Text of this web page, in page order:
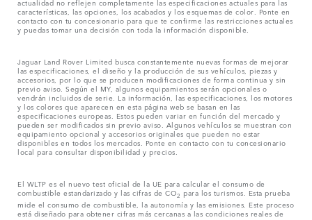
características, las opciones, los acabados y los esquemas de color. Ponte en
contacto con tu concesionario para que te confirme las restricciones actuales
y puedas tomar una decisión con toda la información disponible.
Jaguar Land Rover Limited busca constantemente nuevas formas de mejorar
las especificaciones, el diseño y la producción de sus vehículos, piezas y
accesorios, por lo que se producen modificaciones de forma continua y sin
previo aviso. Según el MY, algunos equipamientos serán opcionales o
vendrán incluidos de serie. La información, las especificaciones, los motores
y los colores que aparecen en esta página web se basan en las
especificaciones europeas. Estos pueden variar en función del mercado y
pueden ser modificados sin previo aviso. Algunos vehículos se muestran con
equipamiento opcional y accesorios originales que pueden no estar
disponibles en todos los mercados. Ponte en contacto con tu concesionario
local para consultar disponibilidad y precios.
El WLTP es el nuevo test oficial de la UE para calcular el consumo de
combustible estandarizado y las cifras de CO2 para los turismos. Esta prueba
mide el consumo de combustible, la autonomía y las emisiones. Este proceso
está diseñado para obtener cifras más cercanas a las condiciones reales de